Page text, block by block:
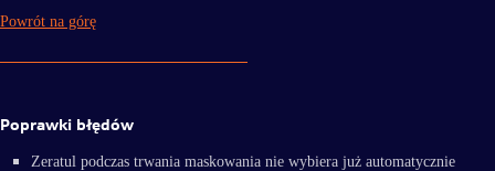
Powrót na górę
Poprawki błędów
Zeratul podczas trwania maskowania nie wybiera już automatycznie